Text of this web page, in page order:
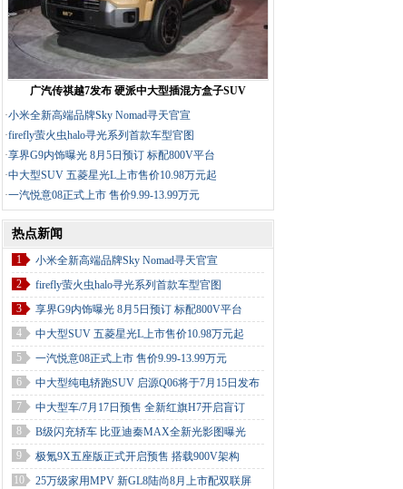
广汽传祺越7发布 硬派中大型插混方盒子SUV
·小米全新高端品牌Sky Nomad寻天官宣
·firefly萤火虫halo寻光系列首款车型官图
·享界G9内饰曝光 8月5日预订 标配800V平台
·中大型SUV 五菱星光L上市售价10.98万元起
·一汽悦意08正式上市 售价9.99-13.99万元
热点新闻
1
小米全新高端品牌Sky Nomad寻天官宣
2
firefly萤火虫halo寻光系列首款车型官图
3
享界G9内饰曝光 8月5日预订 标配800V平台
4
中大型SUV 五菱星光L上市售价10.98万元起
5
一汽悦意08正式上市 售价9.99-13.99万元
6
中大型纯电轿跑SUV 启源Q06将于7月15日发布
7
中大型车/7月17日预售 全新红旗H7开启盲订
8
B级闪充轿车 比亚迪秦MAX全新光影图曝光
9
极氪9X五座版正式开启预售 搭载900V架构
10
25万级家用MPV 新GL8陆尚8月上市配双联屏